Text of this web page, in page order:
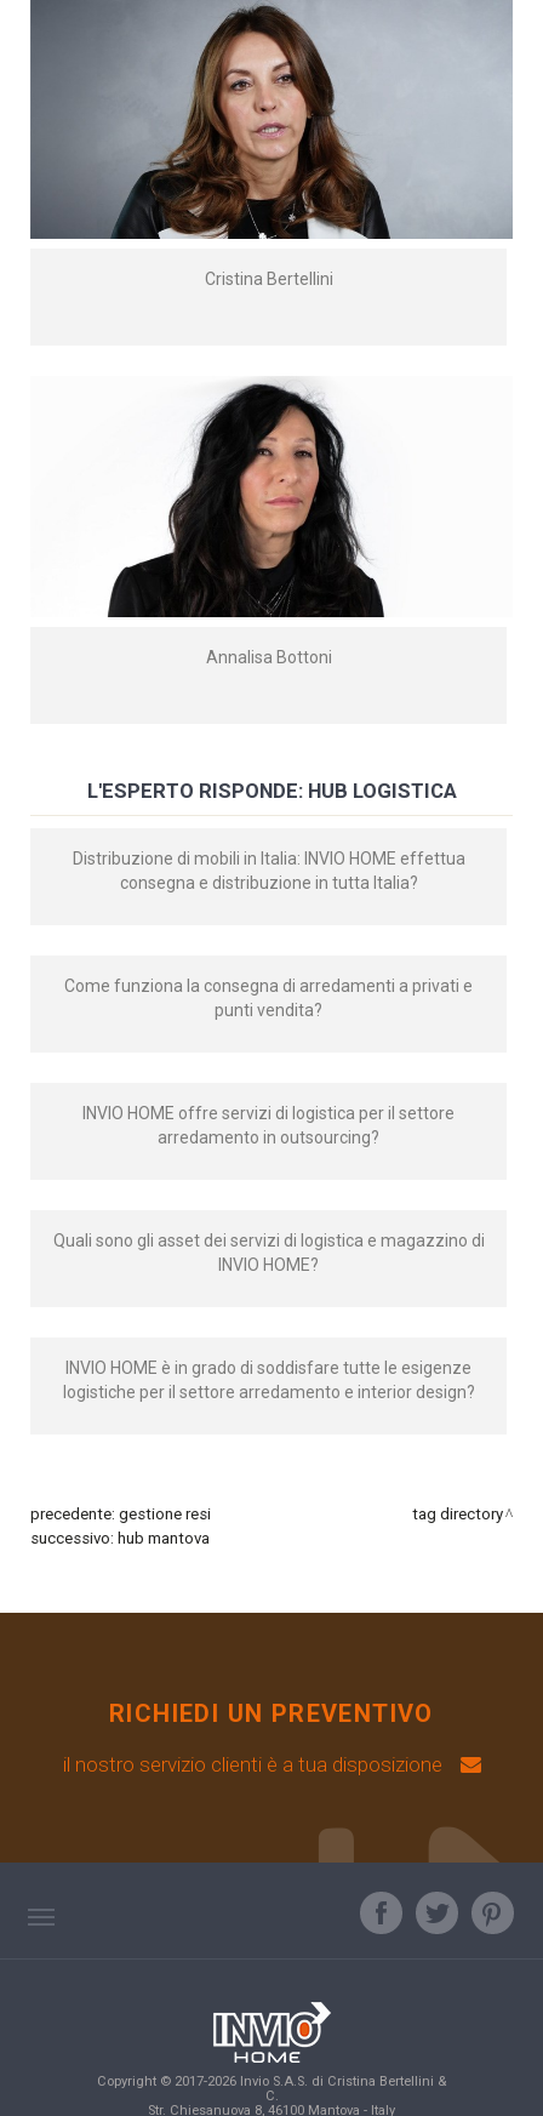
Cristina Bertellini
Annalisa Bottoni
L'ESPERTO RISPONDE: HUB LOGISTICA
Distribuzione di mobili in Italia: INVIO HOME effettua
consegna e distribuzione in tutta Italia?
Come funziona la consegna di arredamenti a privati e
punti vendita?
INVIO HOME offre servizi di logistica per il settore
arredamento in outsourcing?
Quali sono gli asset dei servizi di logistica e magazzino di
INVIO HOME?
INVIO HOME è in grado di soddisfare tutte le esigenze
logistiche per il settore arredamento e interior design?
precedente: gestione resi
successivo: hub mantova
tag directory
RICHIEDI UN PREVENTIVO
il nostro servizio clienti è a tua disposizione
Copyright © 2017-2026 Invio S.A.S. di Cristina Bertellini &
C.
Str. Chiesanuova 8, 46100 Mantova - Italy